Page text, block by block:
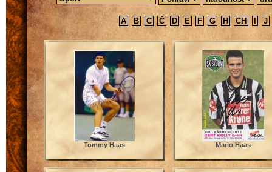
A B C Č D E F G H CH J
Tommy Haas Mario Haas